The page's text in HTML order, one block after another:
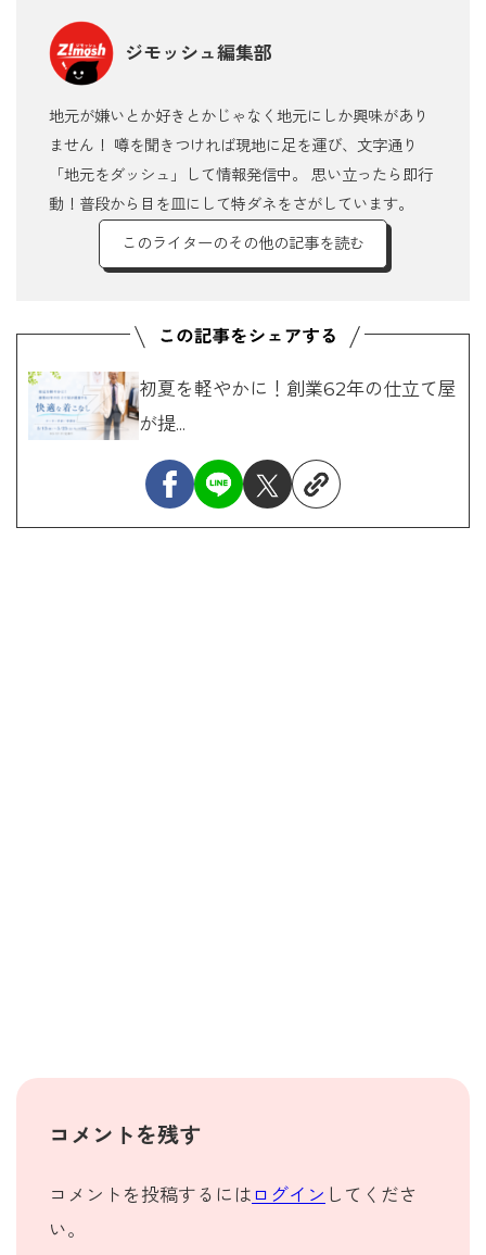
ジモッシュ編集部
地元が嫌いとか好きとかじゃなく地元にしか興味があり
ません！ 噂を聞きつければ現地に足を運び、文字通り
「地元をダッシュ」して情報発信中。 思い立ったら即行
動！普段から目を皿にして特ダネをさがしています。
このライターのその他の記事を読む
初夏を軽やかに！創業62年の仕立て屋
が提...
コメントを残す
コメントを投稿するには ログイン してくださ
い。